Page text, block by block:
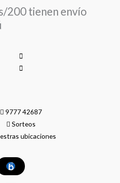
200 tienen envío
9777 42687
Sorteos
ubicaciones